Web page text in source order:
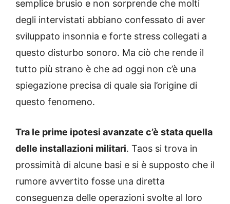
semplice brusio e non sorprende che molti
degli intervistati abbiano confessato di aver
sviluppato insonnia e forte stress collegati a
questo disturbo sonoro. Ma ciò che rende il
tutto più strano è che ad oggi non c’è una
spiegazione precisa di quale sia l’origine di
questo fenomeno.
Tra le prime ipotesi avanzate c’è stata quella
delle installazioni militari. Taos si trova in
prossimità di alcune basi e si è supposto che il
rumore avvertito fosse una diretta
conseguenza delle operazioni svolte al loro